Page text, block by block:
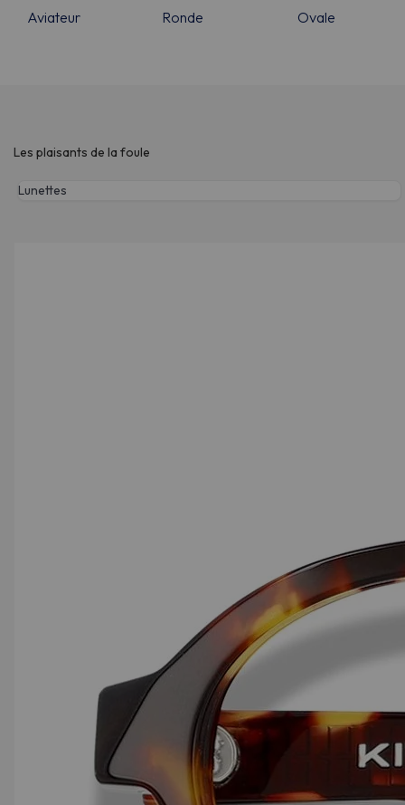
Aviateur Ronde Ovale
Les plaisants de la foule
Lunettes